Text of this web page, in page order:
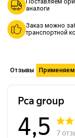
Поставляем
аналоги
Заказ можно
транспортной
Отзывы